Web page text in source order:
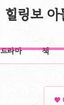
힐링보
드라마 책
💖